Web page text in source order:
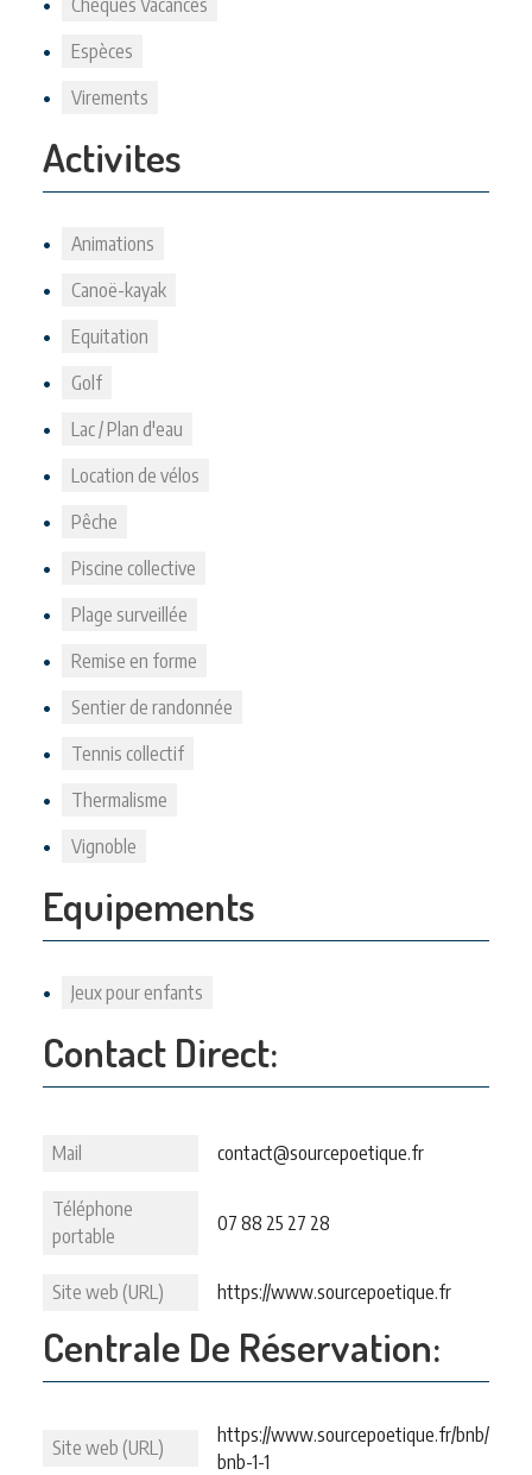
Chèques Vacances
Espèces
Virements
Activites
Animations
Canoë-kayak
Equitation
Golf
Lac / Plan d'eau
Location de vélos
Pêche
Piscine collective
Plage surveillée
Remise en forme
Sentier de randonnée
Tennis collectif
Thermalisme
Vignoble
Equipements
Jeux pour enfants
Contact Direct:
Mail contact@sourcepoetique.fr
Téléphone
portable
07 88 25 27 28
Site web (URL) https://www.sourcepoetique.fr
Centrale De Réservation:
Site web (URL)
https://www.sourcepoetique.fr/bnb/
bnb-1-1